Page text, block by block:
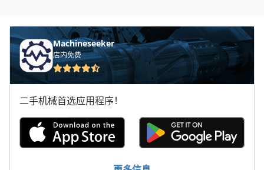
Pruner King
Scania
Scania 113
Schaublin 135
Tank
Transmig 400
Machineseeker
店内免费
二手机械首选应用程序！